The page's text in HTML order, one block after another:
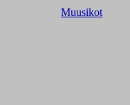
Muusikot